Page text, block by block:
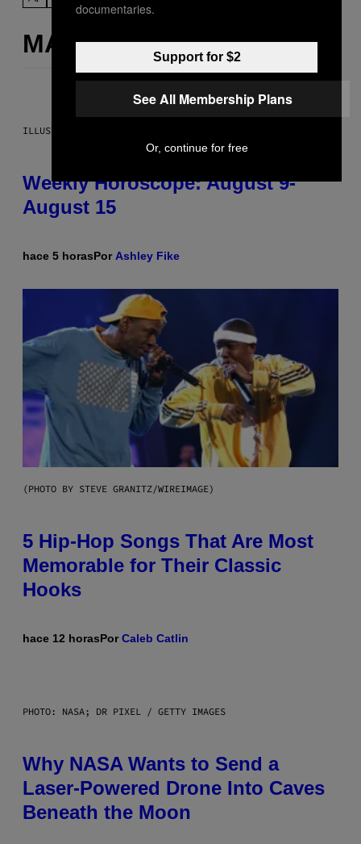
MÁS DE LO MISMO
ILLUSTRATION BY REESA
Weekly Horoscope: August 9-
August 15
hace 5 horasPor Ashley Fike
(PHOTO BY STEVE GRANITZ/WIREIMAGE)
5 Hip-Hop Songs That Are Most
Memorable for Their Classic
Hooks
hace 12 horasPorCaleb Catlin
PHOTO: NASA; DR PIXEL / GETTY IMAGES
Why NASA Wants to Send a
Laser-Powered Drone Into Caves
Beneath the Moon
documentaries.
Support for $2
See All Membership Plans
Or, continue for free